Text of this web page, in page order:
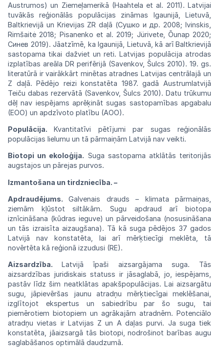
Austrumos)un Ziemeļamerikā (Haahtela et al. 2011).Latvijai
tuvākās reģionālās populācijas zināmas Igaunijā, Lietuvā,
Baltkrievijā un Krievijas ZR daļā (Сушко и др. 2008; Ivinskis,
Rimšaitė 2018; Pisanenko et al. 2019; Jürivete, Õunap 2020;
Синев 2019). Jāatzīmē, ka Igaunijā, Lietuvā, kā arī Baltkrievijā
sastopama tikai dažviet un reti. Latvijas populācijaatrodas
izplatības areāla DR perifērijā (Savenkov, Šulcs 2010). 19. gs.
literatūrā ir vairākkārt minētasatradnes Latvijas centrālajā un
Z daļā.Pēdējo reizi konstatēta 1987. gadā Austrumlatvijā
Teiču dabas rezervātā (Savenkov, Šulcs 2010). Datu trūkumu
dēļnav iespējamsaprēķinātsugas sastopamības apgabalu
(EOO) un apdzīvoto platību (AOO).
Populācija.Kvantitatīvi pētījumi par sugas reģionālās
populācijas lielumu un tā pārmaiņām Latvijā nav veikti.
Biotopi un ekoloģija. Suga sastopama atklātās teritorijās
augstajos un pārejas purvos.
Izmantošana un tirdzniecība. –
Apdraudējums.Galvenais drauds – klimatapārmaiņas,
ziemām kļūstot siltākām. Sugu apdraud arī biotopa
iznīcināšana (kūdras ieguve) un pārveidošana (nosusināšana
un tās izraisīta aizaugšana). Tā kā suga pēdējos 37 gados
Latvijā nav konstatēta, lai arī mērķtiecīgi meklēta, tā
novērtēta kā reģionā izzudusi (RE).
Aizsardzība.Latvijā īpaši aizsargājama suga. Tās
aizsardzības juridiskais statuss ir jāsaglabā, jo, iespējams,
pastāv līdz šim neatklātas apakšpopulācijas. Lai aizsargātu
sugu, jāpievēršas jaunu atradņu mērķtiecīgai meklēšanai,
izglītojot ekspertus un sabiedrību par šo sugu, tai
piemērotiem biotopiem un agrākajām atradnēm. Potenciālo
atradņu vietas ir Latvijas Z un A daļaspurvi. Ja suga tiek
konstatēta, jāaizsargā tās biotopi, nodrošinot barības augu
saglabāšanos optimālā daudzumā.